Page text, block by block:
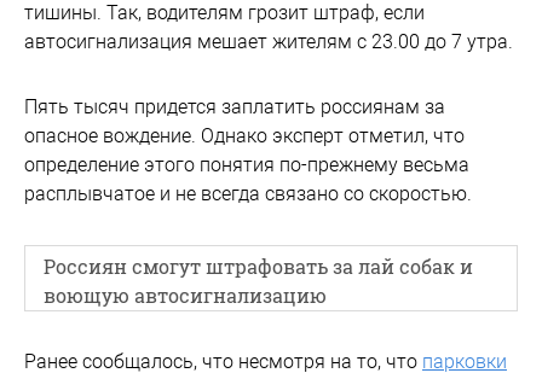
тишины. Так, водителям грозит штраф, если
автосигнализация мешает жителям с 23.00 до 7 утра.
Пять тысяч придется заплатить россиянам за
опасное вождение. Однако эксперт отметил, что
определение этого понятия по-прежнему весьма
расплывчатое и не всегда связано со скоростью.
Россиян смогут штрафовать за лай собак и
воющую автосигнализацию
Ранее сообщалось, что несмотря на то, что парковки